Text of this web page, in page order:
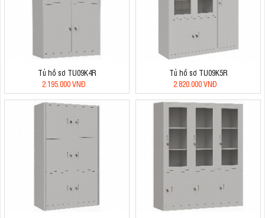
Tủ hồ sơ TU09K4R
2.195.000 VNĐ
Tủ hồ sơ TU09K5R
2.820.000 VNĐ